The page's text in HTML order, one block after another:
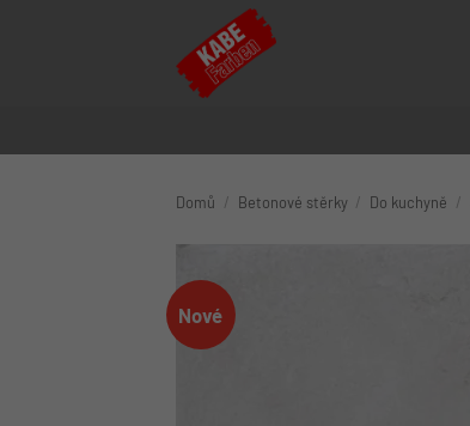
Domů / Betonové stěrky / Do kuchyně /
Nové